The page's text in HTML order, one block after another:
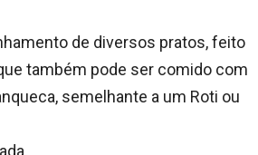
de diversos pratos, feito
também pode ser comido com
semelhante a um Roti ou